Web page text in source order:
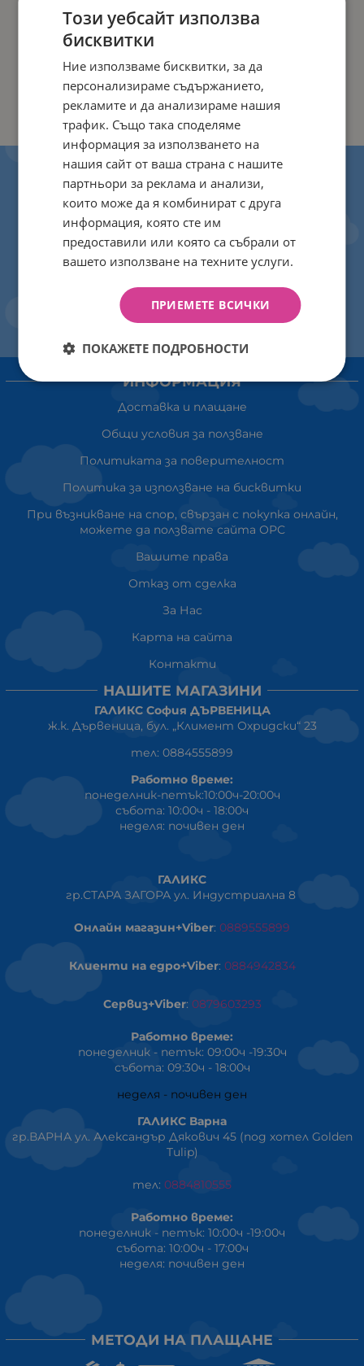
ИНФОРМАЦИЯ
Доставка и плащане
Общи условия за ползване
Политиката за поверителност
Политика за използване на бисквитки
При възникване на спор, свързан с покупка онлайн,
можете да ползвате сайта ОРС
Вашите права
Отказ от сделка
За Нас
Карта на сайта
Контакти
НАШИТЕ МАГАЗИНИ
ГАЛИКС София ДЪРВЕНИЦА
ж.к. Дървеница, бул. „Климент Охридски“ 23
тел: 0884555899
Работно време:
понеделник-петък:10:00ч-20:00ч
събота: 10:00ч - 18:00ч
неделя: почивен ден
ГАЛИКС
гр.СТАРА ЗАГОРА ул. Индустриална 8
Онлайн магазин+Viber: 0889555899
Клиенти на едро+Viber: 0884942834
Сервиз+Viber: 0879603293
Работно време:
понеделник - петък: 09:00ч -19:30ч
събота: 09:30ч - 18:00ч
неделя - почивен ден
ГАЛИКС Варна
гр.ВАРНА ул. Александър Дякович 45 (под хотел Golden
Tulip)
тел: 0884810555
Работно време:
понеделник - петък: 10:00ч -19:00ч
събота: 10:00ч - 17:00ч
неделя: почивен ден
МЕТОДИ НА ПЛАЩАНЕ
Този уебсайт използва
бисквитки
Ние използваме бисквитки, за да
персонализираме съдържанието,
рекламите и да анализираме нашия
трафик. Също така споделяме
информация за използването на
нашия сайт от ваша страна с нашите
партньори за реклама и анализи,
които може да я комбинират с друга
информация, която сте им
предоставили или която са събрали от
вашето използване на техните услуги.
ПРИЕМЕТЕ ВСИЧКИ
ПОКАЖЕТЕ ПОДРОБНОСТИ